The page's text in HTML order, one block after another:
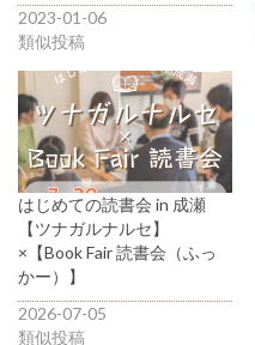
2023-01-06
類似投稿
はじめての読書会 in 成瀬
【ツナガルナルセ】
×【Book Fair 読書会（ふっ
かー）】
2026-07-05
類似投稿